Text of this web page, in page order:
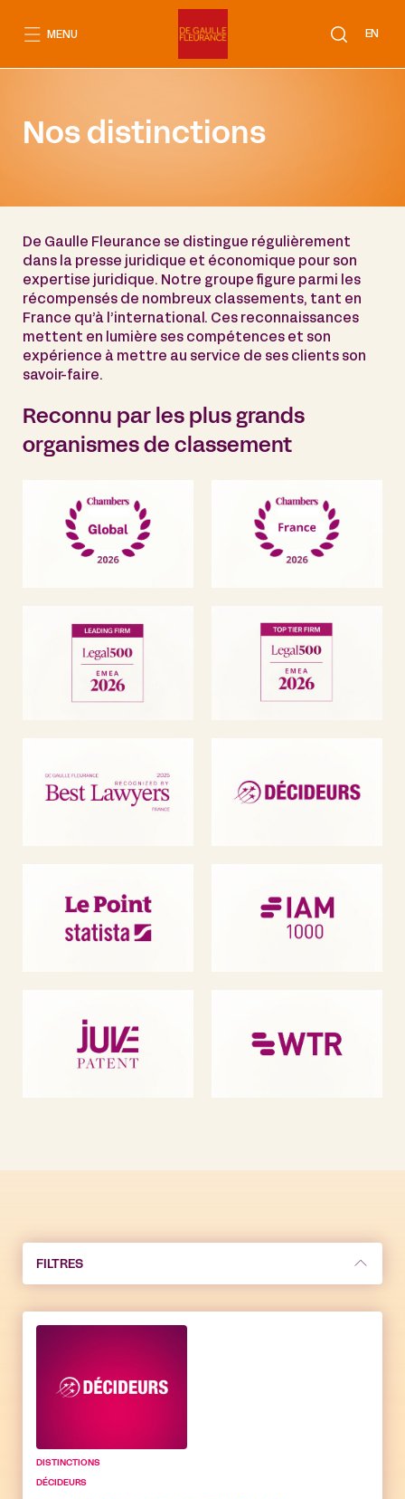
EN
MENU
Nos distinctions
De Gaulle Fleurance se distingue régulièrement
dans la presse juridique et économique pour son
expertise juridique. Notre groupe figure parmi les
récompensés de nombreux classements, tant en
France qu’à l’international. Ces reconnaissances
mettent en lumière ses compétences et son
expérience à mettre au service de ses clients son
savoir-faire.
Reconnu par les plus grands
organismes de classement
FILTRES
DISTINCTIONS
DÉCIDEURS